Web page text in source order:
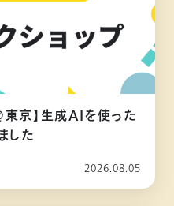
東京】生成AIを使った
した
2026.08.05